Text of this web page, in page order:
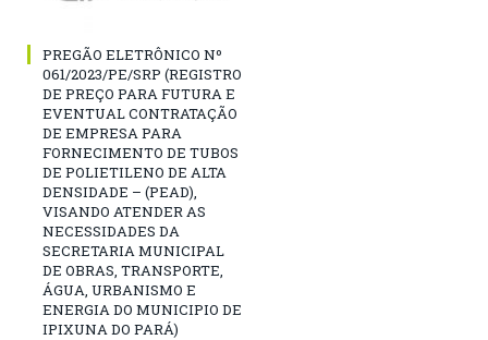
PREGÃO ELETRÔNICO Nº
061/2023/PE/SRP (REGISTRO
DE PREÇO PARA FUTURA E
EVENTUAL CONTRATAÇÃO
DE EMPRESA PARA
FORNECIMENTO DE TUBOS
DE POLIETILENO DE ALTA
DENSIDADE – (PEAD),
VISANDO ATENDER AS
NECESSIDADES DA
SECRETARIA MUNICIPAL
DE OBRAS, TRANSPORTE,
ÁGUA, URBANISMO E
ENERGIA DO MUNICIPIO DE
IPIXUNA DO PARÁ)